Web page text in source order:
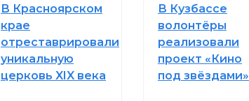
В Красноярском
крае
отреставрировали
уникальную
церковь XIX века
В Кузбассе
волонтёры
реализовали
проект «Кино
под звёздами»